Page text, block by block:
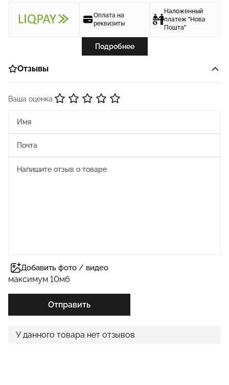
Оплата на
реквизиты
Наложенный
платеж "Нова
Пошта"
Подробнее
Отзывы
Ваша оценка
Добавить фото / видео
максимум 10мб
Отправить
У данного товара нет отзывов